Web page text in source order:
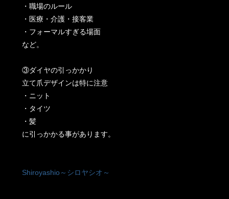
・職場のルール
・医療・介護・接客業
・フォーマルすぎる場面
など。
③ダイヤの引っかかり
立て爪デザインは特に注意
・ニット
・タイツ
・髪
に引っかかる事があります。
Shiroyashio～シロヤシオ～